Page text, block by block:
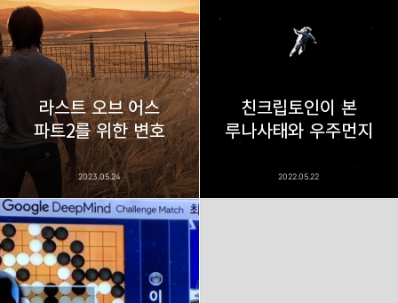
구독하기
카카오스토리 밴드 네이버 블로그
라스트 오브 어스
파트2를 위한 변호
2023.05.24
친크립토인이 본
루나사태와 우주먼지
2022.05.22